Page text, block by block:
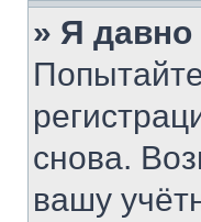
» Я давно
снова.
вашу